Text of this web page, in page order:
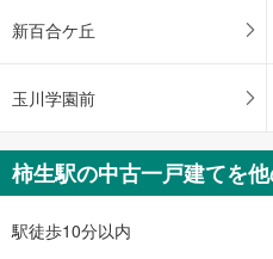
新百合ケ丘
玉川学園前
柿生駅の中古一戸建てを
駅徒歩10分以内